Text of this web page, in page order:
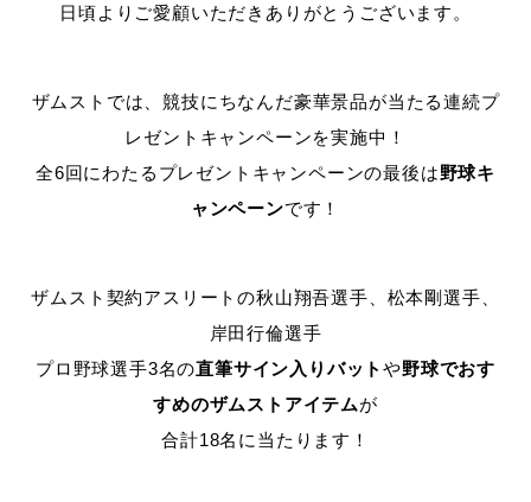
日頃よりご愛顧いただきありがとうございます。
ザムストでは、競技にちなんだ豪華景品が当たる連続プ
レゼントキャンペーンを実施中！
全6回にわたるプレゼントキャンペーンの最後は野球キ
ャンペーンです！
ザムスト契約アスリートの秋山翔吾選手、松本剛選手、
岸田行倫選手
プロ野球選手3名の直筆サイン入りバットや野球でおす
すめのザムストアイテムが
合計18名に当たります！